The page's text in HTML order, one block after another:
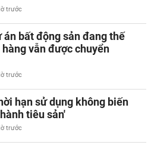
trước
án bất động sản đang thế
vẫn được chuyển
trước
hạn sử dụng không biến
tiêu sản'
trước